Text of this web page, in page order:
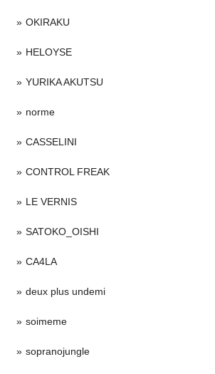
OKIRAKU
HELOYSE
YURIKA AKUTSU
norme
CASSELINI
CONTROL FREAK
LE VERNIS
SATOKO_OISHI
CA4LA
deux plus undemi
soimeme
sopranojungle